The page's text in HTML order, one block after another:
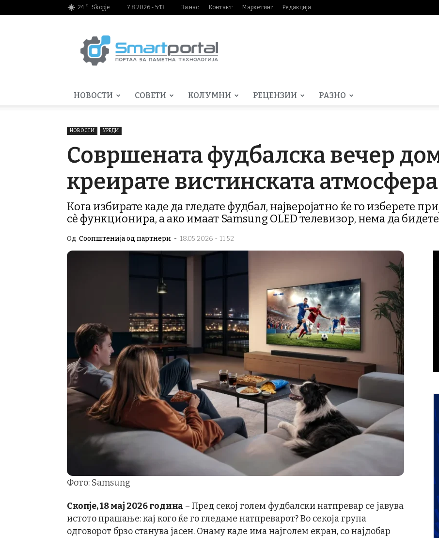
24 C Skopje 7.8.2026 - 5:13 За нас Контакт Маркетинг Редакција
НОВОСТИ СОВЕТИ КОЛУМНИ РЕЦЕНЗИИ РАЗНО
НОВОСТИ УРЕДИ
Совршената фудбалска вечер
креирате вистинската атмосфера
Кога избирате каде да гледате фудбал, најверојатно ќе го изберете
сè функционира, а ако имаат Samsung OLED телевизор, нема да
Од Соопштенија од партнери - 18.05.2026 - 11:52
Фото: Samsung
Скопје, 18 мај 2026година – Пред секој голем фудбалски натпревар се јавува
истото прашање: кај кого ќе го гледаме натпреварот? Во секоја група
одговорот брзо станува јасен. Онаму каде има најголем екран, со најдобар